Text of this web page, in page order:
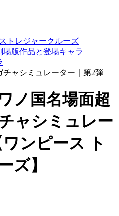
トレジャークルーズ
場版作品と登場キャラ
チャシミュレーター｜第2弾
ノ国名場面超
ャシミュレー
ンピース ト
ズ】